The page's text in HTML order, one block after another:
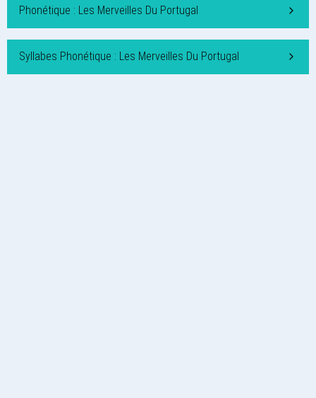
Phonétique : Les Merveilles Du Portugal
Syllabes Phonétique : Les Merveilles Du Portugal